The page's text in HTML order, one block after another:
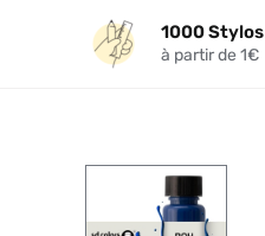
1000 Stylos
à partir de 1€